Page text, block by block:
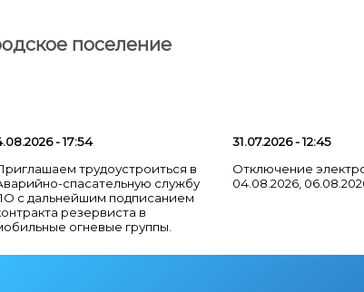
поселение
Сдавайте
- 17:54
трудоустроиться в
спасательную службу
с дальнейшим подписанием
резервиста в
огневые группы.
31.07.2026 - 12:45
Отключение
04.08.2026,